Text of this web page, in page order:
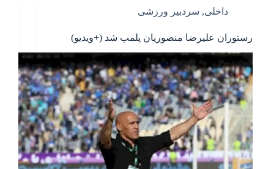
داخلی, سردبیر ورزشی
رستوران علیرضا منصوریان پلمب شد (+ویدیو)